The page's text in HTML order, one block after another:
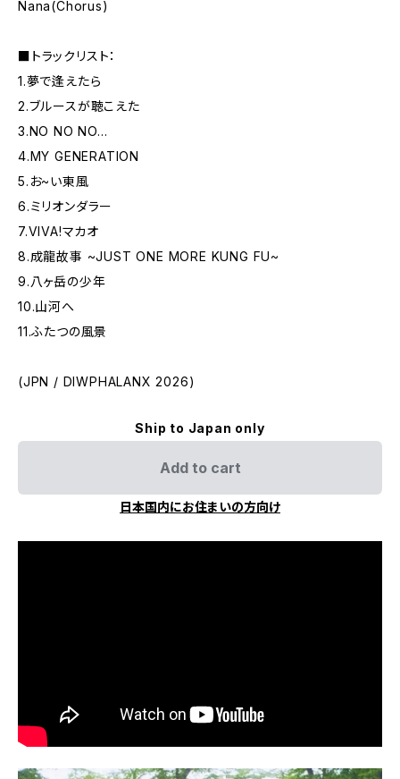
Nana(Chorus)
■トラックリスト：
1.夢で逢えたら
2.ブルースが聴こえた
3.NO NO NO...
4.MY GENERATION
5.お~い東風
6.ミリオンダラー
7.VIVA!マカオ
8.成龍故事 ~JUST ONE MORE KUNG FU~
9.八ヶ岳の少年
10.山河へ
11.ふたつの風景
(JPN / DIWPHALANX 2026)
Ship to Japan only
Add to cart
日本国内にお住まいの方向け